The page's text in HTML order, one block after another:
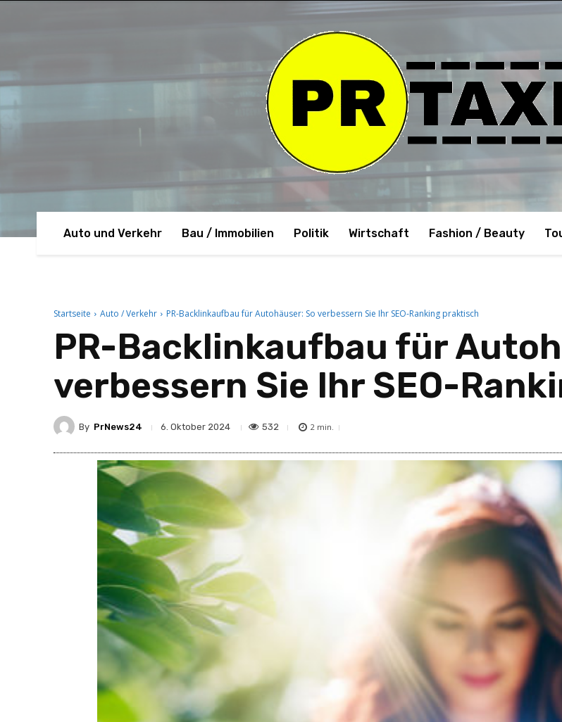
Auto und Verkehr Bau / Immobilien Politik Wirtschaft Fashion / Beauty
Startseite Auto / Verkehr PR-Backlinkaufbau für Autohäuser: So verbessern Sie Ihr SEO-Ranking praktisch
PR-Backlinkaufbau für
verbessern Sie Ihr SEO-
By PrNews24 6. Oktober 2024 532 2 min.